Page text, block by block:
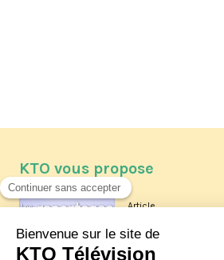
KTO vous propose
Article
Les reportages